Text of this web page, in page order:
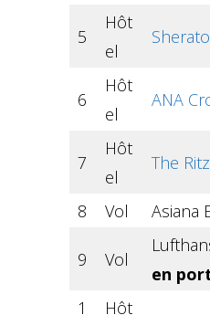
5
Hôt
el
6
Hôt
el
ANA
7
Hôt
el
The
8 Vol Asiana
9 Vol
en
1
Hôt